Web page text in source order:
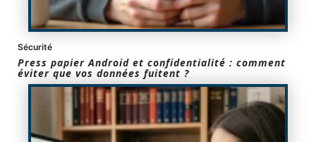
Sécurité
Press papier Android et confidentialité : comment
éviter que vos données fuitent ?